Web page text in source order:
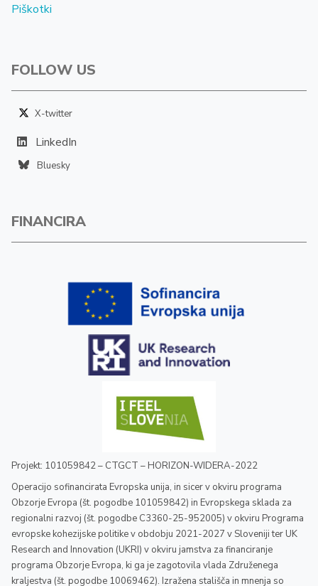
Piškotki
FOLLOW US
X-twitter
LinkedIn
Bluesky
FINANCIRA
Projekt: 101059842 – CTGCT – HORIZON-WIDERA-2022
Operacijo sofinancirata Evropska unija, in sicer v okviru programa
Obzorje Evropa (št. pogodbe 101059842) in Evropskega sklada za
regionalni razvoj (št. pogodbe C3360-25-952005) v okviru Programa
evropske kohezijske politike v obdobju 2021-2027 v Sloveniji ter UK
Research and Innovation (UKRI) v okviru jamstva za financiranje
programa Obzorje Evropa, ki ga je zagotovila vlada Združenega
kraljestva (št. pogodbe 10069462). Izražena stališča in mnenja so